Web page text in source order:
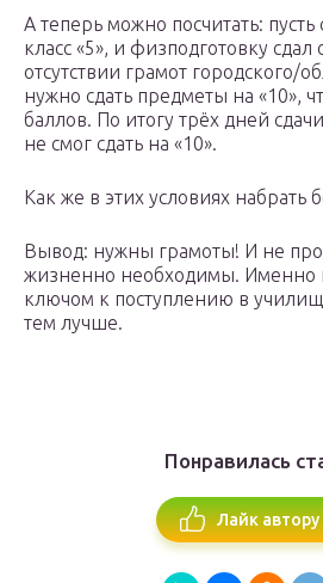
А теперь можно посчитать:
класс «5», и физподготовку сдал
отсутствии грамот городского/
нужно сдать предметы на «10»,
баллов. По итогу трёх дней
не смог сдать на «10».
Как же в этих условиях набрать
Вывод: нужны грамоты! И не
жизненно необходимы. Именно
ключом к поступлению в
тем лучше.
Понравилась
Лайк автору